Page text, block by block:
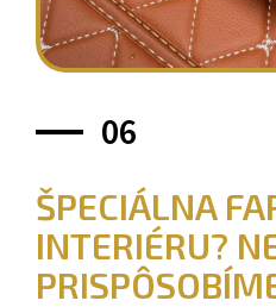
06
ŠPECIÁLNA
INTERIÉRU?